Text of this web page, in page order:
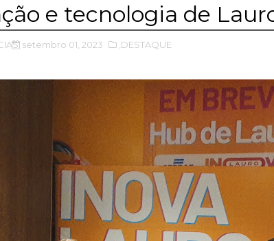
e tecnologia de
setembro 01, 2023 ,DESTAQUE